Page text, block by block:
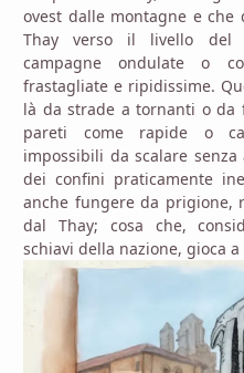
ovest dalle montagne e
Thay verso il livello del
campagne ondulate o
frastagliate e ripidissime.
là da strade a tornanti o
pareti come rapide o
impossibili da scalare
dei confini praticamente
anche fungere da prigione,
dal Thay; cosa che,
schiavi della nazione, gioca